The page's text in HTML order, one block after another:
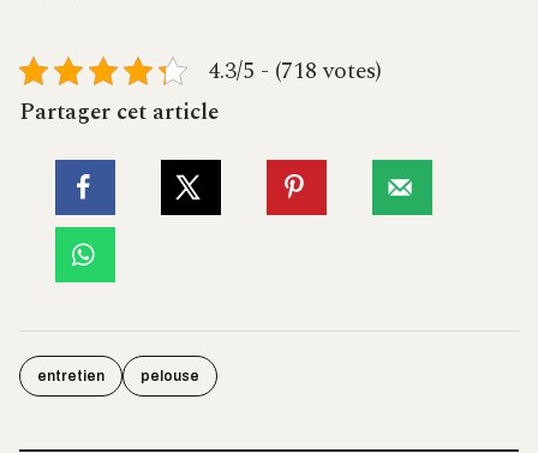
4.3/5 - (718 votes)
Partager cet article
entretien pelouse